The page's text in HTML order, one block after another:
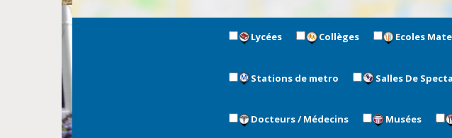
Lycées Collèges Ecoles
Stations de metro Salles De
Docteurs / Médecins Musées